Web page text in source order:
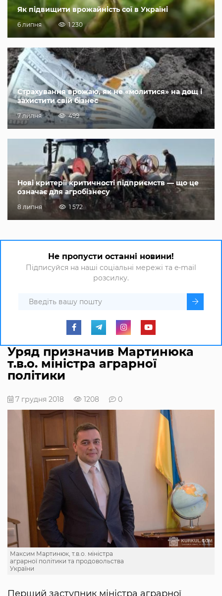
Як підвищити врожайність сої в Україні
6 липня 1 230
Страхування врожаю, як не «молитися» на дощ і
захистити свій бізнес
7 липня 499
Нові критерії критичності підприємств — що це
означає для агробізнесу
8 липня 1 572
Не пропусти останні новини!
Підписуйся на наші соціальні мережі та e-mail
розсилку.
Уряд призначив Мартинюка
т.в.о. міністра аграрної
політики
7 грудня 2018 1208 0
Максим Мартинюк, т.в.о. міністра
аграрної політики та продовольства
України
Перший заступник міністра аграрної